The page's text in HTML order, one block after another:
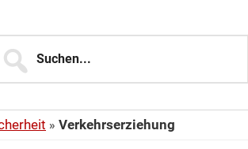
Verkehrserziehung